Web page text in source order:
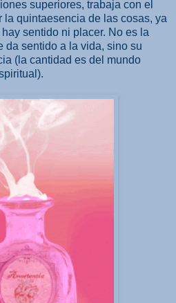
superiores, trabaja con el
la quintaesencia de las cosas, ya
sentido ni placer. No es la
da sentido a la vida, sino su
(la cantidad es del mundo